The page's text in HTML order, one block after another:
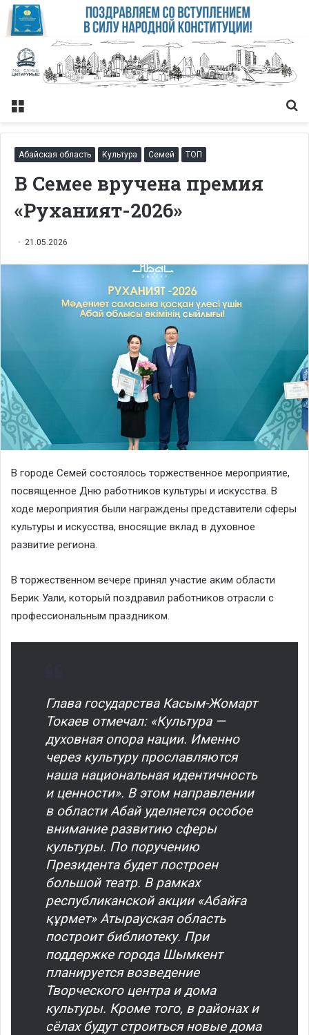
Меню
Абайская область Культура Семей ТОП
В Семее вручена премия
«Руханият-2026»
21.05.2026
В городе Семей состоялось торжественное мероприятие,
посвященное Дню работников культуры и искусства. В
ходе мероприятия были награждены представители сферы
культуры и искусства, вносящие вклад в духовное
развитие региона.
В торжественном вечере принял участие аким области
Берик Уали, который поздравил работников отрасли с
профессиональным праздником.
Глава государства Касым-Жомарт
Токаев отмечал: «Культура —
духовная опора нации. Именно
через культуру прославляются
наша национальная идентичность
и ценности». В этом направлении
в области Абай уделяется особое
внимание развитию сферы
культуры. По поручению
Президента будет построен
большой театр. В рамках
республиканской акции «Абайға
құрмет» Атырауская область
построит библиотеку. При
поддержке города Шымкент
планируется возведение
Творческого центра и дома
культуры. Кроме того, в районах и
сёлах будут строиться новые дома